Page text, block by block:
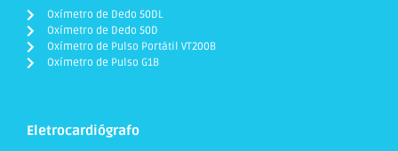
Oxímetro de Dedo 50DL
Oxímetro de Dedo 50D
Oxímetro de Pulso Portátil VT200B
Oxímetro de Pulso G1B
Eletrocardiógrafo